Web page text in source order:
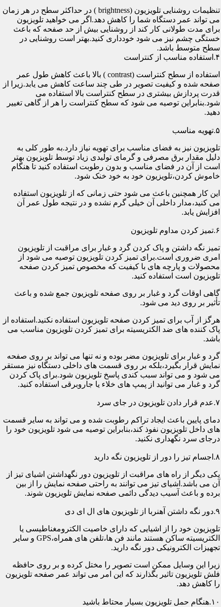
تنظیمات روشنایی تلویزیون (brightness ) در حداکثر سطح در هر زمان
می تواند عمر دستگاه شما را کاهش دهد.اگر می خواهید تلویزیون
برای مدت طولانی کار کند از روشنایی بیش از حد صفحه که باعث
خستگی چشم نیز می شود خودداری کنید.بهتر است روشنایی در
سطح متوسط باشد.
۴.استفاده مناسب از کنتراست
استفاده از سطح کنتراست (contrast ) بالا باعث کاهش طول عمر
صفحه شده و کیفیت تصویر در طی چند ساعت کاهش می یابد.زیرا از
قدرت پردازش بیشتری در سطح کنتراست بالا استفاده می
شود.بنابراین توصیه می شود که سطح کنتراست را هر از گاهی تغییر
دهید.
۵.تهویه مناسب
تلویزیون نیز به فضای مناسب برای تهویه نیاز دارد.به طور کلی به
دلیل مقدار برق مصرفی و گرمای تولیدی زیاد توسط تلویزیون بهتر
است از آن در فضای مناسب و بدون رطوبت استفاده کنید تا هنگام
خاموش کردن،تلویزیون خود به خود خنک شود.
این کار همچنین باعث می شود حتی زمانی که از تلویزیون استفاده
می کنید،مدار داخلی آن خیلی گرم نشده و در نتیجه طول عمر آن
افزایش یابد.
۶.تمیز کردن مداوم تلویزیون
تمیز نگه داشتن و پاک کردن گرد و غبار برای مراقبت از تلویزیون
امری ضروری است.برای تمیز کردن تلویزیون توصیه می شود از
محصولات و پارچه های با کیفیت که مخصوص تمیز کردن صفحه
تلویزیون است استفاده کنید.
گاهی اوقات گرد و غبار بر روی صفحه تلویزیون جمع شده و باعث
تأثیر بر روی دید می شود.
هرگز از آب برای تمیز کردن صفحه تلویزیون استفاده نکنید.استفاده از
پاک کننده های ضد الکتریسیته برای تمیز کردن تلویزیون مناسب می
باشد.
گرد و غبار برای تلویزیون مضر بوده و نه تنها می تواند بر روی صفحه
نمایش قرار بگیرد،بلکه بر روی قسمت های داخلی دستگاه نیز مستقر
می شود و می تواند سبب کندی پاسخ تلویزیون شود.برای پاک کردن
گرد و غبار می توانید از پمپ های خلاء یا جاروبرقی استفاده کنید.
۷.عدم قرار دادن تلویزیون در جای سرد
دمای پایین باعث ایجاد تراکم رطوبت شده و می تواند به سایر قسمت
های داخل تلویزیون نفوذ کند،بنابراین توصیه می شود تلویزیون خود را
درجای سرد نگهداری نکنید.
۸.اجسام تیز را دور از تلویزیون نگه دارید
یکی دیگر از راه های مراقبت از تلویزیون دور نگهداشتن اشیای تیز از
آن می باشد.اشیای تیز می توانند به راحتی صفحه نمایش را از بین
برده و باعث آسیب دیدگی دائمی صفحه نمایش تلویزیون شوند.
۹.دور نگه داشتن آهنربا از تلویزیون های ال ای دی
تلویزیون خود را از اشیایی که دارای خاصیت الکترومغناطیسی یا
الکتریسیته ساکن هستند مانند فن ها،تلفن های همراه،GPS و سایر
تجهیزات الکترونیکی دور نگه دارید.
زیرا این وسایل ممکن است تصویر را مختل کرده و بر روی حافظه
فلش تلویزیون تاثیر بگذارند که این امر می تواند عمر صفحه تلویزیون
را کاهش دهد.
۱۰.هنگام حمل تلویزیون بسیار محتاط باشید